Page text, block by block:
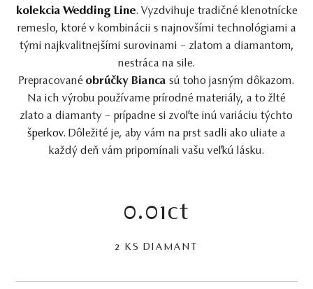
kolekcia Wedding Line. Vyzdvihuje tradičné klenotnícke
remeslo, ktoré v kombinácii s najnovšími technológiami a
tými najkvalitnejšími surovinami – zlatom a diamantom,
nestráca na sile.
Prepracované obrúčky Bianca sú toho jasným dôkazom.
Na ich výrobu používame prírodné materiály, a to žlté
zlato a diamanty – prípadne si zvoľte inú variáciu týchto
šperkov. Dôležité je, aby vám na prst sadli ako uliate a
každý deň vám pripomínali vašu veľkú lásku.
0.01ct
2 KS DIAMANT